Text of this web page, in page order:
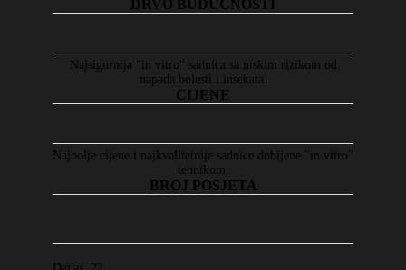
DRVO BUDUĆNOSTI
Najsigurnija "in vitro" sadnica sa niskim rizikom od
napada bolesti i insekata.
CIJENE
Najbolje cijene i najkvalitetnije sadnice dobijene "in vitro"
tehnikom.
BROJ POSJETA